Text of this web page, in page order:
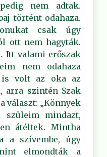
nem adtak.
történt odahaza.
csak úgy
ott nem hagyták.
Itt valami erőszak
nem odahaza
is volt az oka az
arra szintén Szak
választ: „Könnyek
mindazt,
átéltek. Mintha
a szívembe, úgy
elmondták a